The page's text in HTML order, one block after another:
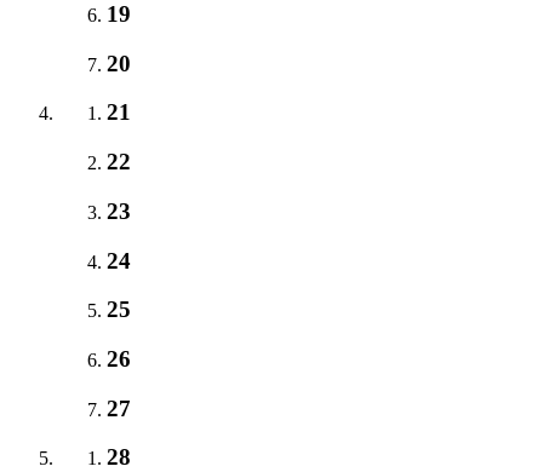
19
20
21
22
23
24
25
26
27
28